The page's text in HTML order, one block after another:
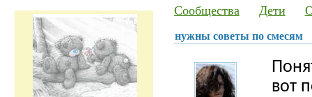
Сообщества Дети
нужны советы по смесям
вот